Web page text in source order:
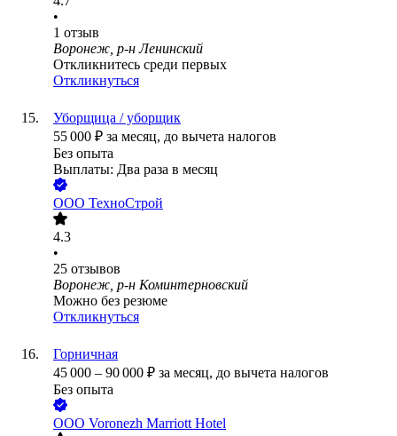
•
1 отзыв
Воронеж, р-н Ленинский
Откликнитесь среди первых
Откликнуться
Уборщица / уборщик
55 000 ₽ за месяц, до вычета налогов
Без опыта
Выплаты: Два раза в месяц
ООО ТехноСтрой
4.3
•
25 отзывов
Воронеж, р-н Коминтерновский
Можно без резюме
Откликнуться
Горничная
45 000 – 90 000 ₽ за месяц, до вычета налогов
Без опыта
ООО Voronezh Marriott Hotel